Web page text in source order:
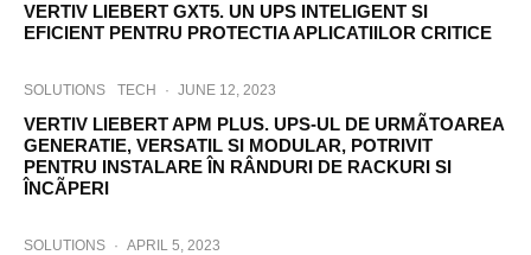
VERTIV LIEBERT GXT5. UN UPS INTELIGENT SI
EFICIENT PENTRU PROTECTIA APLICATIILOR CRITICE
SOLUTIONS TECH · JUNE 12, 2023
VERTIV LIEBERT APM PLUS. UPS-UL DE URMÃTOAREA
GENERATIE, VERSATIL SI MODULAR, POTRIVIT
PENTRU INSTALARE ÎN RÂNDURI DE RACKURI SI
ÎNCÃPERI
SOLUTIONS · APRIL 5, 2023